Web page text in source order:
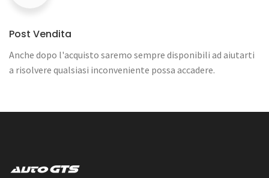
Post Vendita
Anche dopo l'acquisto saremo sempre disponibili ad aiutarti
a risolvere qualsiasi inconveniente possa accadere.